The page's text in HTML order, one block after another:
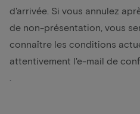
d'arrivée. Si vous annulez
de non-présentation, vous
connaître les conditions
attentivement l'e-mail de